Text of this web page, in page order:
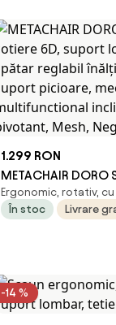
1.299 RON
METACHAIR
cotiere 6D, suport
spătar reglabil
pivotant, Mesh,
Ergonomic, rotativ,
În stoc
Livrare
-14 %